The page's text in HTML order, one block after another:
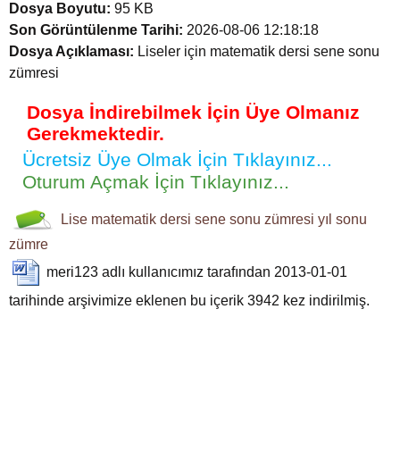
Dosya Boyutu: 95 KB
Son Görüntülenme Tarihi: 2026-08-06 12:18:18
Dosya Açıklaması: Liseler için matematik dersi sene sonu
zümresi
Dosya İndirebilmek İçin Üye Olmanız
Gerekmektedir.
Ücretsiz Üye Olmak İçin Tıklayınız...
Oturum Açmak İçin Tıklayınız...
Lise matematik dersi sene sonu zümresi yıl sonu
zümre
meri123 adlı kullanıcımız tarafından 2013-01-01
tarihinde arşivimize eklenen bu içerik 3942 kez indirilmiş.